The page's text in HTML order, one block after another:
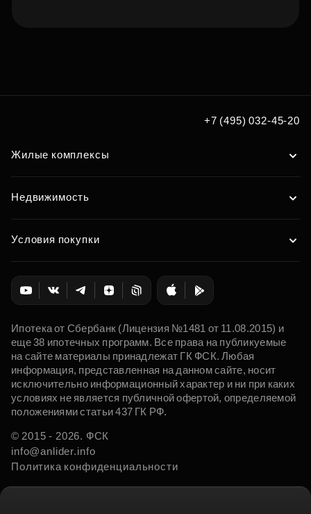
+7 (495) 032-45-20
Жилые комплексы
Недвижимость
Условия покупки
Ипотека от Сбербанк (Лицензия №1481 от 11.08.2015) и
еще 38 ипотечных программ. Все права на публикуемые
на сайте материалы принадлежат ГК ФСК. Любая
информация, представленная на данном сайте, носит
исключительно информационный характер и ни при каких
условиях не является публичной офертой, определяемой
положениями статьи 437 ГК РФ.
© 2015 - 2026. ФСК
info@anlider.info
Политика конфиденциальности